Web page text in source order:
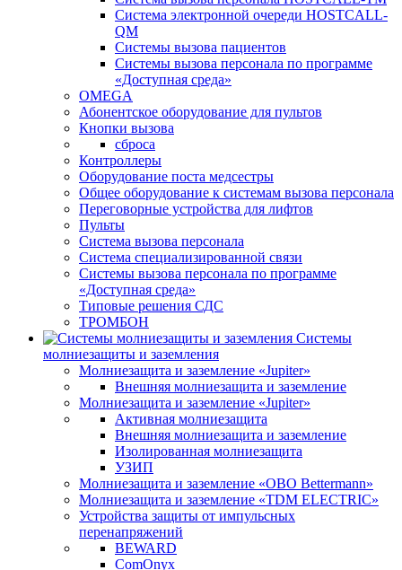
Система электронной очереди HOSTCALL-
QM
Системы вызова пациентов
Системы вызова персонала по программе
«Доступная среда»
OMEGA
Абонентское оборудование для пультов
Кнопки вызова
сброса
Контроллеры
Оборудование поста медсестры
Общее оборудование к системам вызова персонала
Переговорные устройства для лифтов
Пульты
Система вызова персонала
Система специализированной связи
Системы вызова персонала по программе
«Доступная среда»
Типовые решения СДС
ТРОМБОН
Системы
молниезащиты и заземления
Молниезащита и заземление «Jupiter»
Внешняя молниезащита и заземление
Молниезащита и заземление «Jupiter»
Активная молниезащита
Внешняя молниезащита и заземление
Изолированная молниезащита
УЗИП
Молниезащита и заземление «OBO Bettermann»
Молниезащита и заземление «TDM ЕLECTRIC»
Устройства защиты от импульсных
перенапряжений
BEWARD
ComOnyx